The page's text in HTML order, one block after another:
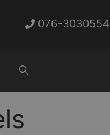
076-3030554